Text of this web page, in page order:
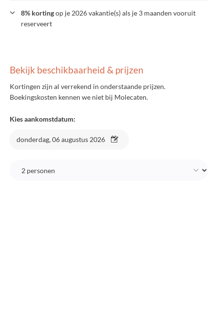
8% kortingop je 2026 vakantie(s) als je 3 maanden vooruit
reserveert
Bekijk beschikbaarheid & prijzen
Kortingen zijn al verrekend in onderstaande prijzen.
Boekingskosten kennen we niet bij Molecaten.
Kies aankomstdatum:
donderdag, 06 augustus 2026